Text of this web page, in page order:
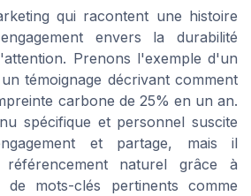
qui racontent une histoire
envers la durabilité
Prenons l'exemple d'un
untémoignage décrivant comment
carbone de 25% en un an.
spécifique et personnel suscite
et partage, mais il
naturel grâce à
de mots-clés pertinents comme